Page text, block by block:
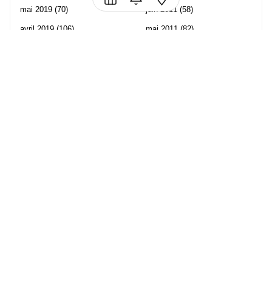
mai 2019 (70)
avril 2019 (106)
juin 2011 (58)
mai 2011 (82)